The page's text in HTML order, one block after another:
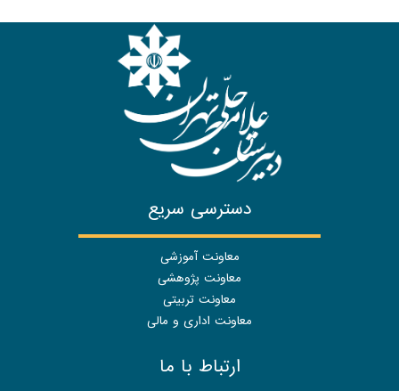
دسترسی سریع
معاونت آموزشی
معاونت پژوهشی
معاونت تربیتی
معاونت اداری و مالی
ارتباط با ما